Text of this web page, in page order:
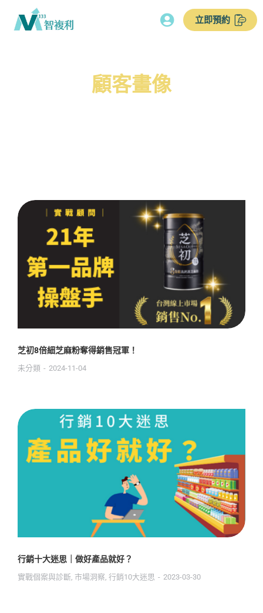
立即預約
顧客畫像
芝初8倍細芝麻粉奪得銷售冠軍！
未分類 2024-11-04
行銷十大迷思｜做好產品就好？
實戰個案與診斷 市場洞察 行銷10大迷思 2023-03-30